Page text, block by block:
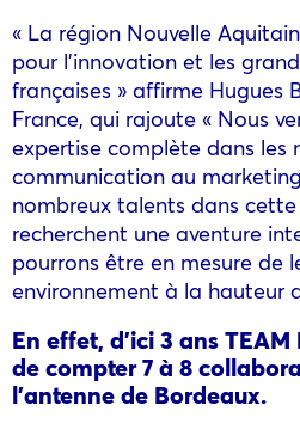
« La région Nouvelle
pour l’innovation et les
françaises » affirme Hugues
France, qui rajoute « Nous
expertise complète dans les
communication au
nombreux talents dans
recherchent une aventure
pourrons être en mesure de
environnement à la hauteur
En effet, d’ici 3 ans
de compter 7 à 8
l’antenne de Bordeaux.